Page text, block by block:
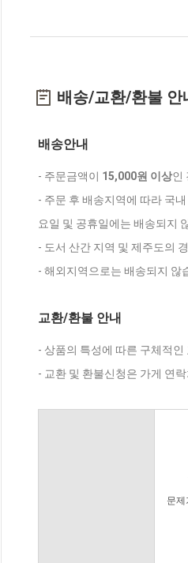
배송/교환/환불 안
배송안내
- 주문금액이 15,000원 이상인
- 주문 후 배송지역에 따라 국
요일 및 공휴일에는 배송되지
- 도서 산간 지역 및 제주도의
- 해외지역으로는 배송되지 않
교환/환불 안내
- 상품의 특성에 따른 구체적
- 교환 및 환불신청은 가게 연
문제